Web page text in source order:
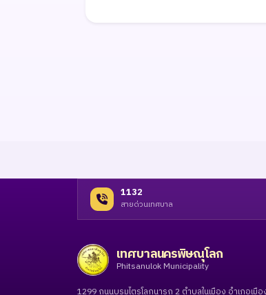
1132
สายด่วนเทศบาล
เทศบาลนครพิษณุโลก
Phitsanulok Municipality
1299 ถนนบรมไตรโลกนารถ 2 ตำบลในเมือง อำเภอเมือ